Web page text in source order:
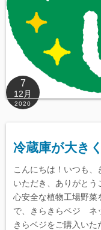
7
12月
2020
冷蔵庫が大き
こんにちは！いつも
いただき、ありがと
心安全な植物工場野菜
で、きらきらベジ ネ
きらベジをご購入い